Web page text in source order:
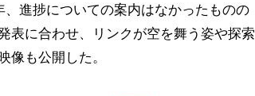
進捗についての案内はなかったものの
表に合わせ、リンクが空を舞う姿や探索
像も公開した。